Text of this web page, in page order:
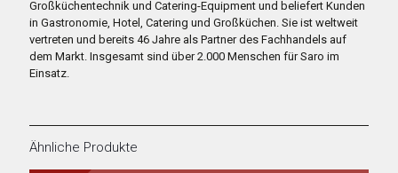
Großküchentechnik und Catering-Equipment und beliefert Kunden
in Gastronomie, Hotel, Catering und Großküchen. Sie ist weltweit
vertreten und bereits 46 Jahre als Partner des Fachhandels auf
dem Markt. Insgesamt sind über 2.000 Menschen für Saro im
Einsatz.
Ähnliche Produkte